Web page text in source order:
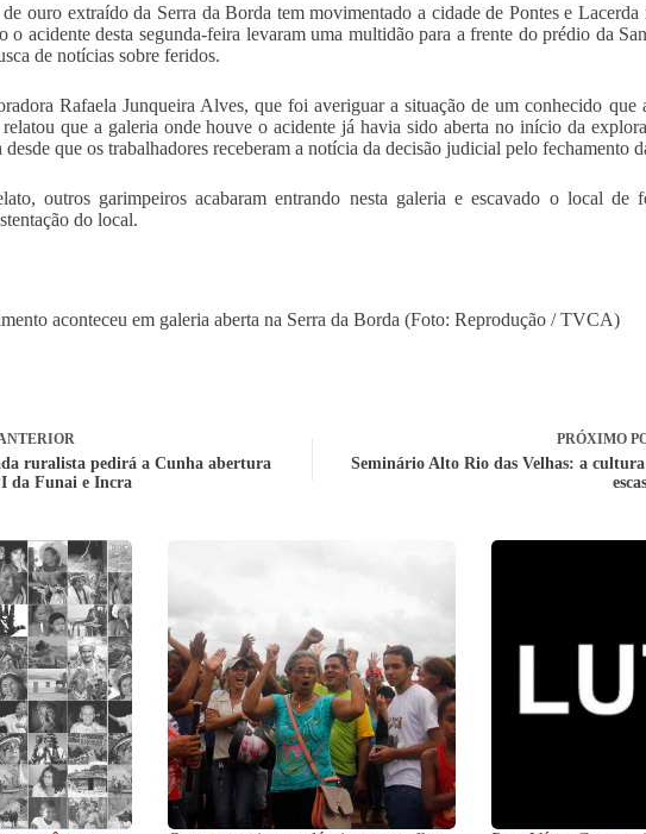
ouro extraído da Serra da Borda tem movimentado a cidade de Pontes e Lacerda
o acidente desta segunda-feira levaram uma multidão para a frente do prédio da
de notícias sobre feridos.
Rafaela Junqueira Alves, que foi averiguar a situação de um conhecido que
que a galeria onde houve o acidente já havia sido aberta no início da
desde que os trabalhadores receberam a notícia da decisão judicial pelo fechamento
outros garimpeiros acabaram entrando nesta galeria e escavado o local de
do local.
aconteceu em galeria aberta na Serra da Borda (Foto: Reprodução / TVCA)
ruralista pedirá a Cunha abertura
da Funai e Incra
PRÓXIMO
Seminário Alto Rio das Velhas: a